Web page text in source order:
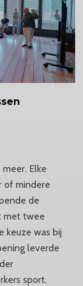
Elke
of mindere
de
met twee
keuze was bij
leverde
sport,